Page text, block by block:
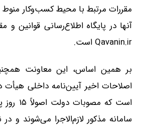
مقررات مرتبط با محیط کسب‌وکار منوط
آنها در پایگاه اطلاع‌رسانی قوانین و
Qavanin.ir است.
بر همین اساس، این معاونت
اصلاحات اخیر آیین‌نامه داخلی هیأت
است که
سامانه مذکور لازم‌الاجرا می‌شوند و